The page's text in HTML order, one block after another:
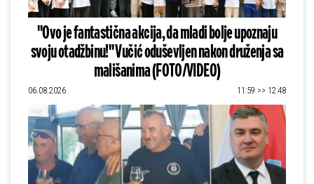
"Ovo je fantastična akcija, da mladi bolje upoznaju
svoju otadžbinu!" Vučić oduševljen nakon druženja sa
mališanima (FOTO/VIDEO)
06.08.2026 11:59 >> 12:48